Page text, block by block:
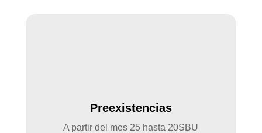
Preexistencias
A partir del mes 25 hasta 20SBU